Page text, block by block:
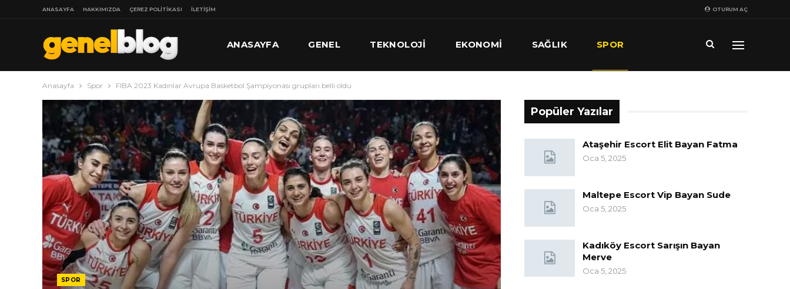
OTURUM AÇ
ANASAYFA HAKKIMIZDA ÇEREZ POLITIKASI İLETIŞIM
ANASAYFA GENEL TEKNOLOJI EKONOMI SAĞLIK SPOR
Anasayfa Spor FIBA 2023 Kadınlar Avrupa Basketbol Şampiyonası grupları belli oldu
SPOR
Popüler Yazılar
Ataşehir Escort Elit Bayan Fatma
Oca 5, 2025
Maltepe Escort Vip Bayan Sude
Oca 5, 2025
Kadıköy Escort Sarışın Bayan
Merve
Oca 5, 2025